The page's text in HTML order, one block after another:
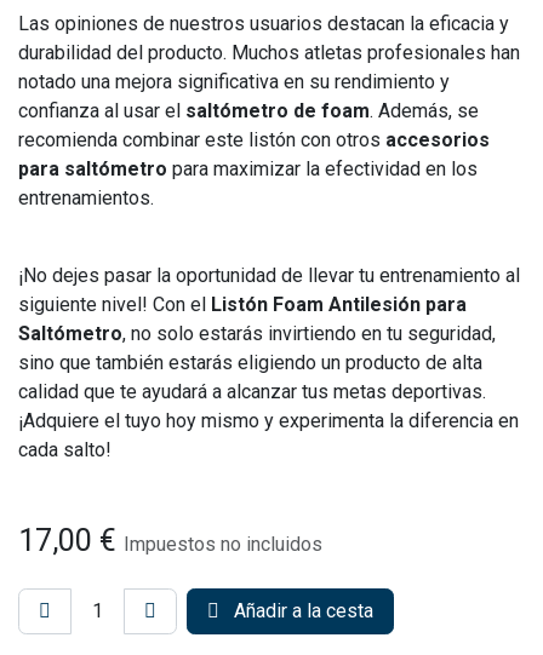
Las opiniones de nuestros usuarios destacan la eficacia y
durabilidad del producto. Muchos atletas profesionales han
notado una mejora significativa en su rendimiento y
confianza al usar el saltómetro de foam. Además, se
recomienda combinar este listón con otros accesorios
para saltómetro para maximizar la efectividad en los
entrenamientos.
¡No dejes pasar la oportunidad de llevar tu entrenamiento al
siguiente nivel! Con el Listón Foam Antilesión para
Saltómetro, no solo estarás invirtiendo en tu seguridad,
sino que también estarás eligiendo un producto de alta
calidad que te ayudará a alcanzar tus metas deportivas.
¡Adquiere el tuyo hoy mismo y experimenta la diferencia en
cada salto!
17,00 € Impuestos no incluidos
Añadir a la cesta